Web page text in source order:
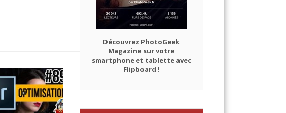
Découvrez PhotoGeek
Magazine sur votre
smartphone et tablette avec
Flipboard !